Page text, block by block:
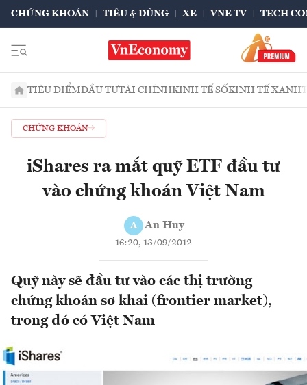
CHỨNG KHOÁN TIÊU & DÙNG XE VNE TV TECH
TIÊU ĐIỂMĐẦU TƯTÀI CHÍNHKINH TẾ SỐKINH TẾ XANH
CHỨNG KHOÁN
iShares ra mắt quỹ ETF đầu tư
vào chứng khoán Việt Nam
A An Huy
16:20, 13/09/2012
Quỹ này sẽ đầu tư vào các thị trường
chứng khoán sơ khai (frontier market),
trong đó có Việt Nam